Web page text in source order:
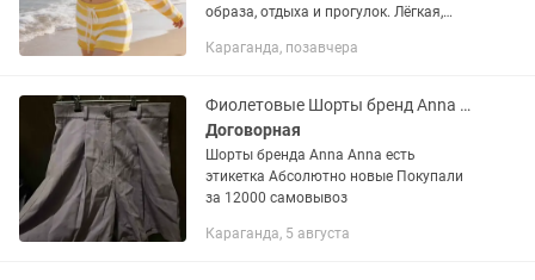
образа, отдыха и прогулок. Лёгкая,
обеспечивает удобную посадку, а
Караганда, позавчера
Фиолетовые Шорты бренд Anna Anna
Договорная
Шорты бренда Anna Anna есть
этикетка Абсолютно новые Покупали
за 12000 самовывоз
Караганда, 5 августа